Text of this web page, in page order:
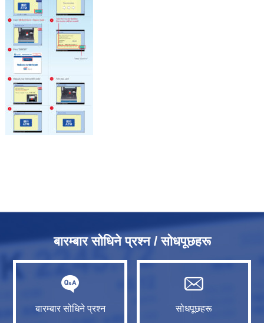
बारम्बार सोधिने प्रश्न / सोधपूछहरू
बारम्बार सोधिने प्रश्न सोधपूछहरू